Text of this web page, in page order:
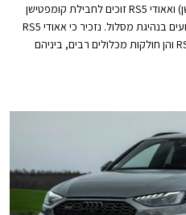
דגמי הביצועים אאודי RS4 אוונט (סטיישן) ואאודי RS5 זוכים לחבילת קומפטישן
קרביות לשיפור התנהגות הכביש והביצועים בנהיגת מסלול. נזכיר כי אאודי RS5
היא למעשה גרסת הקופה של אאודי RS4 והן חולקות מכלולים רבים, ביניהם
אלה מוגבלת ל- 290 קמ"ש. אאודי RS4 אוונט קומפטישן מאיצה מעמידה ל- 100